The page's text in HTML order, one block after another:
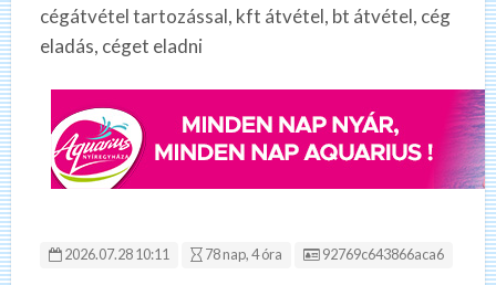
cégátvétel tartozással, kft átvétel, bt átvétel, cég
eladás, céget eladni
2026.07.28 10:11 78 nap, 4 óra Hirdetés ID:
92769c643866aca6